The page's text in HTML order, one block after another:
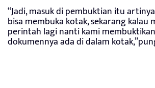
“Jadi, masuk di pembuktian itu
bisa membuka kotak, sekarang kalau
perintah lagi nanti kami
dokumennya ada di dalam